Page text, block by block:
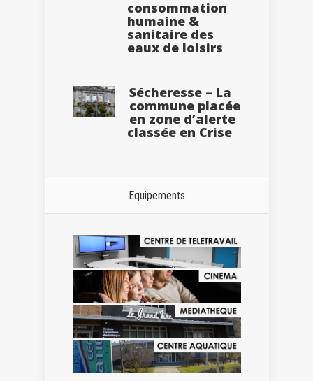
consommation
humaine &
sanitaire des
eaux de loisirs
Sécheresse – La
commune placée
en zone d’alerte
classée en Crise
Equipements